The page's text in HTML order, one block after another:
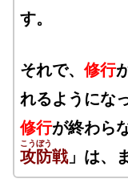
す。
それで、修行
れるようにな
修行が終わら
攻防
こうぼう
戦」は、